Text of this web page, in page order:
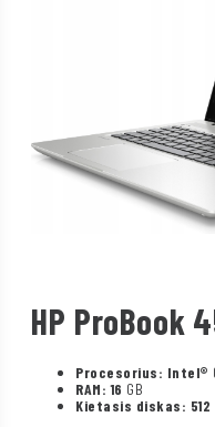
HP ProBook
Procesorius: Intel®
RAM: 16 GB
Kietasis diskas: 512